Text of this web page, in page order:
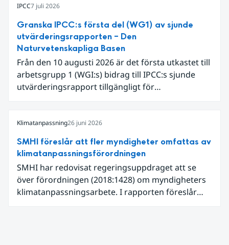
begränsar oss till Västeuropa var det den allra
varmaste juni. Detta betingades till stor del av en
extrem hetta i slutet av månaden. Världshavens
ytvattentemperaturer var den högsta som
uppmätts för en juni månad, vilket ligger i fas med
en framväxande El Niño i Stilla havet.
IPCC7 juli 2026
Granska IPCC:s första del (WG1) av sjunde
utvärderingsrapporten – Den
Naturvetenskapliga Basen
Från den 10 augusti 2026 är det första utkastet till
arbetsgrupp 1 (WGI:s) bidrag till IPCC:s sjunde
utvärderingsrapport tillgängligt för
Klimatanpassning26 juni 2026
SMHI föreslår att fler myndigheter omfattas av
klimatanpassningsförordningen
SMHI har redovisat regeringsuppdraget att se
över förordningen (2018:1428) om myndigheters
klimatanpassningsarbete. I rapporten föreslår